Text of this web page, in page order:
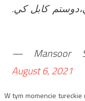
کابل کي.
— Mansoor
August 6, 2021
W tym momencie